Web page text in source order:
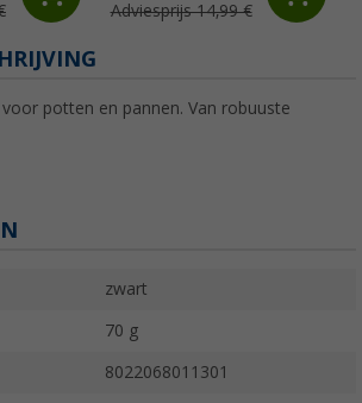
Adviesprijs 14,99 €
potten en pannen. Van robuuste
zwart
70 g
8022068011301